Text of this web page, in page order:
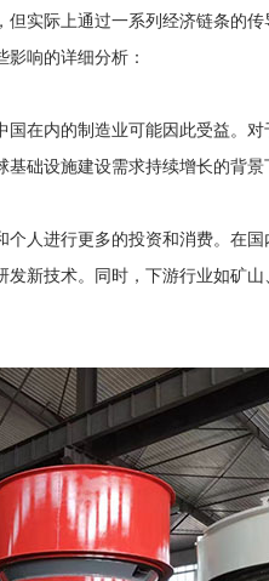
际上通过一系列经济链条的传
响的详细分析：
内的制造业可能因此受益。对
础设施建设需求持续增长的背
进行更多的投资和消费。在国
新技术。同时，下游行业如矿